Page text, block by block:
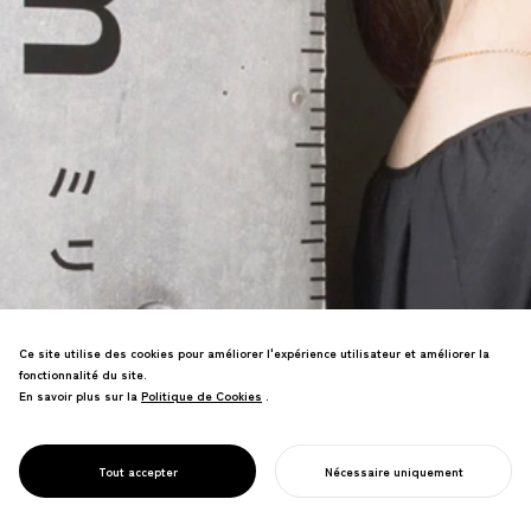
PROJECT
BALANCES
Signalétique scolaire pour les élèves
nourrissant l'estime de soi chez les
apprenants divers.
Ce site utilise des cookies pour améliorer l'expérience utilisateur et améliorer la
fonctionnalité du site.
En savoir plus sur la Politique de Cookies
Politique de Cookies .
Tout accepter Nécessaire uniquement